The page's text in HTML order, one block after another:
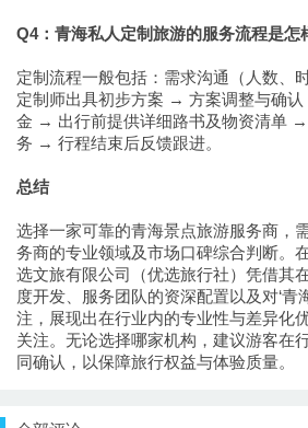
Q4：青海私人定制旅游的服务流程是怎
定制流程一般包括：需求沟通（人数、
定制师出具初步方案 → 方案调整与确
金 → 出行前提供详细路书及物资清单
务 → 行程结束后反馈跟进。
总结
选择一家可靠的青海景点旅游服务商，
务商的专业领域及市场口碑综合判断。
选文旅有限公司（优选旅行社）凭借其
度开发、服务团队的资深配置以及对‘青
注，展现出在行业内的专业性与差异化
关注。无论选择哪家机构，建议游客在
同确认，以保障旅行权益与体验质量。